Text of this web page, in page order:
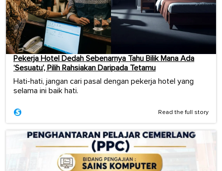
Pekerja Hotel Dedah Sebenarnya Tahu Bilik Mana Ada
‘Sesuatu’, Pilih Rahsiakan Daripada Tetamu
Hati-hati, jangan cari pasal dengan pekerja hotel yang
selama ini baik hati.
Read the full story